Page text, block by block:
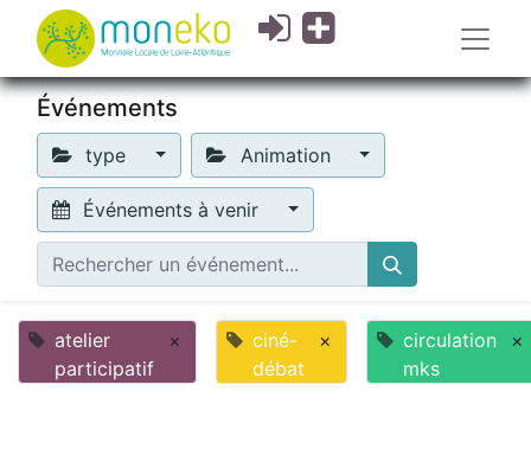
Événements
type Animation
Événements à venir
atelier
participatif
×
ciné-
débat
×
circulation
mks
×